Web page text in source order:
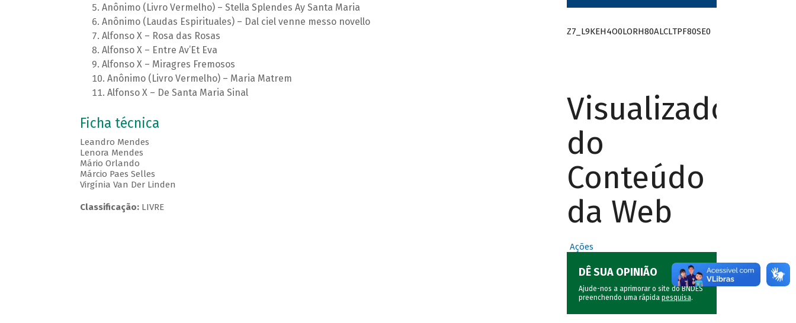
Anônimo (Livro Vermelho) – Stella Splendes Ay Santa Maria
Anônimo (Laudas Espirituales) – Dal ciel venne messo novello
Alfonso X – Rosa das Rosas
Alfonso X – Entre Av’Et Eva
Alfonso X – Miragres Fremosos
Anônimo (Livro Vermelho) – Maria Matrem
Alfonso X – De Santa Maria Sinal
Ficha técnica
Leandro Mendes
Lenora Mendes
Mário Orlando
Márcio Paes Selles
Virgínia Van Der Linden
Classificação:LIVRE
Z7_L9KEH4O0LORH80ALCLTPF80SE0
Visualizador
do
Conteúdo
da Web
Ações
DÊ SUA OPINIÃO
Ajude-nos a aprimorar o site do BNDES
preenchendo uma rápida pesquisa.